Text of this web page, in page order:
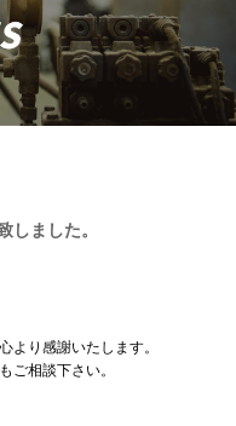
しました。
より感謝いたします。
ご相談下さい。